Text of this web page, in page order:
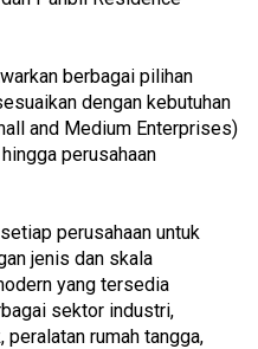
berbagai pilihan
dengan kebutuhan
and Medium Enterprises)
perusahaan
perusahaan untuk
jenis dan skala
yang tersedia
sektor industri,
rumah tangga,